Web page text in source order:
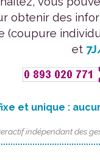
obtenir des
(coupure
et
et unique :
indépendant des